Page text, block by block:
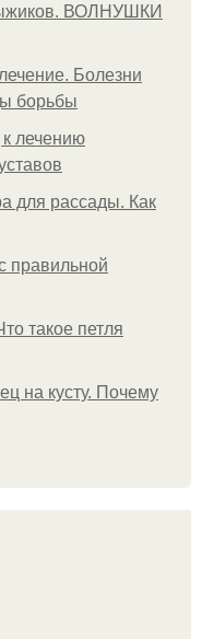
ВОЛНУШКИ
Болезни
борьбы
лечению
для рассады. Как
правильной
такое петля
на кусту. Почему